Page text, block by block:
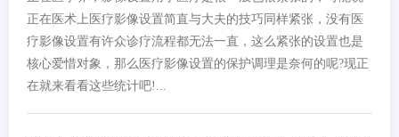
正在医术上医疗影像设置简直与大夫的技巧同样紧张，没有医
疗影像设置有许众诊疗流程都无法一直，这么紧张的设置也是
核心爱惜对象，那么医疗影像设置的保护调理是奈何的呢?现正
在就来看看这些统计吧!...